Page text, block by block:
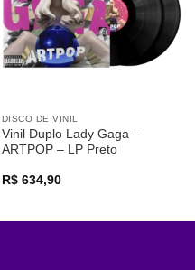
DISCO DE VINIL
Vinil Duplo Lady Gaga –
ARTPOP – LP Preto
R$634,90